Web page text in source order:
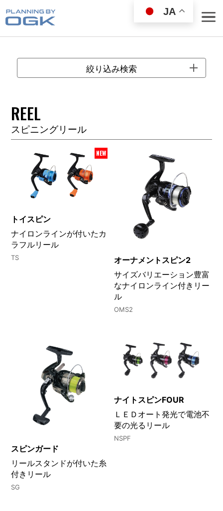
ROD
REEL
BAG／COOLER
LANDING NET
FISHING GOODS
LURE
OTHERS
絞り込み検索
REEL
スピニングリール
NEW
トイスピン
ナイロンラインが付いたカ
ラフルリール
TS
オーナメントスピン2
サイズバリエーション豊富
なナイロンライン付きリー
ル
OMS2
スピンガード
リールスタンドが付いた糸
付きリール
SG
ナイトスピンFOUR
ＬＥＤオート発光で電池不
要の光るリール
NSPF
JA